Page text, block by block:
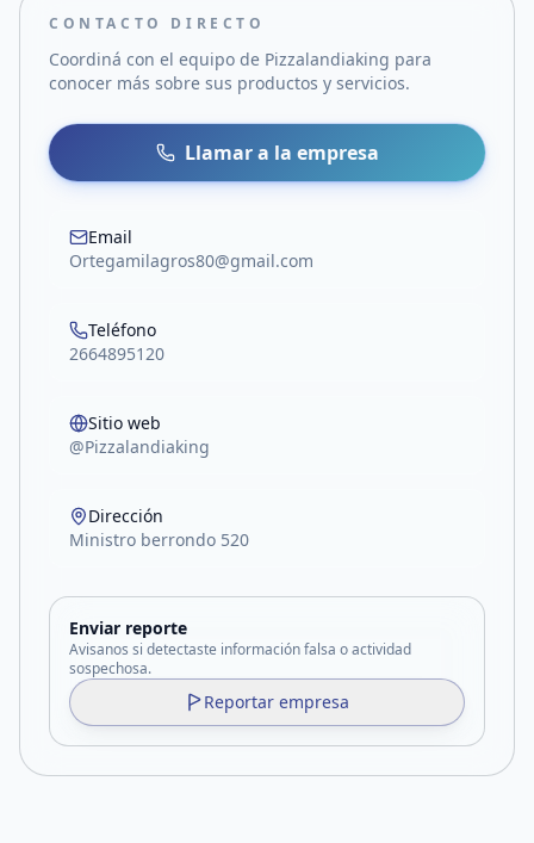
CONTACTO DIRECTO
Coordiná con el equipo de Pizzalandiaking para
conocer más sobre sus productos y servicios.
Llamar a la empresa
Email
Ortegamilagros80@gmail.com
Teléfono
2664895120
Sitio web
@Pizzalandiaking
Dirección
Ministro berrondo 520
Enviar reporte
Avisanos si detectaste información falsa o actividad
sospechosa.
Reportar empresa